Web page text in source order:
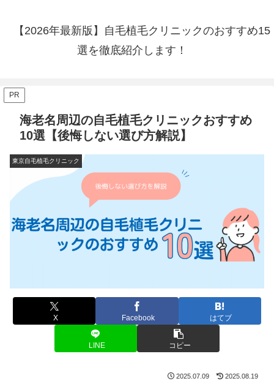
【2026年最新版】自毛植毛クリニックのおすすめ15
選を徹底紹介します！
PR
海老名周辺の自毛植毛クリニックおすすめ
10選【後悔しない選び方解説】
東京自毛植毛クリニック
X Facebook はてブ
LINE コピー
2025.07.09 2025.08.19